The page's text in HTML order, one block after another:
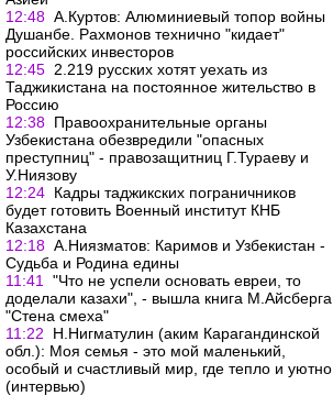
12:48 А.Куртов: Алюминиевый топор войны
Душанбе. Рахмонов технично "кидает"
российских инвесторов
12:45 2.219 русских хотят уехать из
Таджикистана на постоянное жительство в
Россию
12:38 Правоохранительные органы
Узбекистана обезвредили "опасных
преступниц" - правозащитниц Г.Тураеву и
У.Ниязову
12:24 Кадры таджикских пограничников
будет готовить Военный институт КНБ
Казахстана
12:18 А.Ниязматов: Каримов и Узбекистан -
Судьба и Родина едины
11:41
"Что не успели основать евреи, то
доделали казахи", - вышла книга М.Айсберга
"Стена смеха"
11:22
Н.Нигматулин (аким Карагандинской
обл.): Моя семья - это мой маленький,
особый и счастливый мир, где тепло и уютно
(интервью)